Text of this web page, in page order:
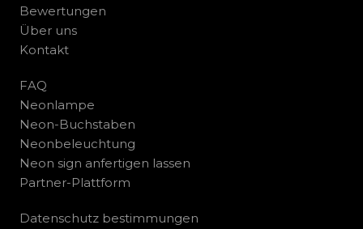
Bewertungen
Über uns
Kontakt
FAQ
Neonlampe
Neon-Buchstaben
Neonbeleuchtung
Neon sign anfertigen lassen
Partner-Plattform
Datenschutz bestimmungen